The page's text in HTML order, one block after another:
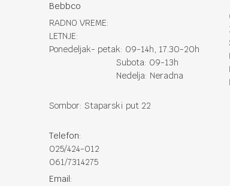
Bebbco
RADNO VREME:
LETNJE:
Ponedeljak- petak: 09-14h, 17.30-20h
Subota: 09-13h
Nedelja: Neradna
Sombor: Staparski put 22
Telefon:
025/424-012
061/7314275
Email: